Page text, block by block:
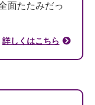
面たたみだっ
詳しくはこちら